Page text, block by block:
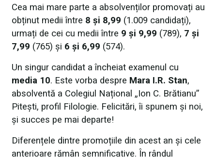
Cea mai mare parte a absolvenților promovați au
obținut medii între 8 și 8,99 (1.009 candidați),
urmați de cei cu medii între 9 și 9,99 (789), 7 și
7,99 (765) și 6 și 6,99 (574).
Un singur candidat a încheiat examenul cu
media 10. Este vorba despre Mara I.R. Stan,
absolventă a Colegiul Național „Ion C. Brătianu”
Pitești, profil Filologie. Felicitări, îi spunem și noi,
și succes pe mai departe!
Diferențele dintre promoțiile din acest an și cele
anterioare rămân semnificative. În rândul